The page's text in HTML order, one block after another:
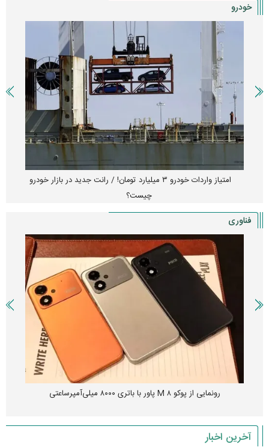
خودرو
امتیاز واردات خودرو ۳ میلیارد تومان! / رانت جدید در بازار خودرو
چیست؟
فناوری
رونمایی از پوکو M ۸ پاور با باتری ۸۰۰۰ میلی‌آمپرساعتی
آخرین اخبار